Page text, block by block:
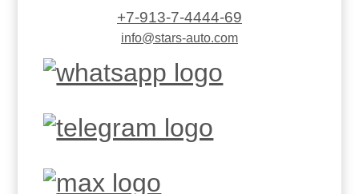
+7-913-7-4444-69
info@stars-auto.com